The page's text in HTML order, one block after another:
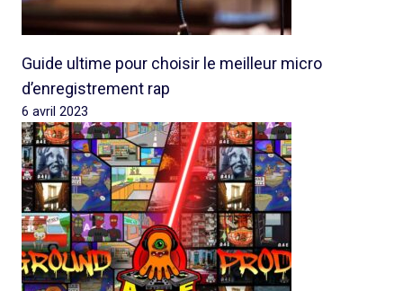
Guide ultime pour choisir le meilleur micro
d’enregistrement rap
6 avril 2023